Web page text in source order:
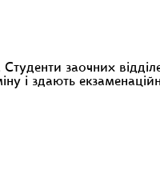
Студенти заочних
і здають